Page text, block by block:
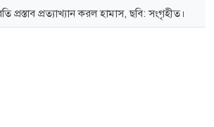
প্রস্তাব প্রত্যাখ্যান করল হামাস, ছবি: সংগৃহীত।